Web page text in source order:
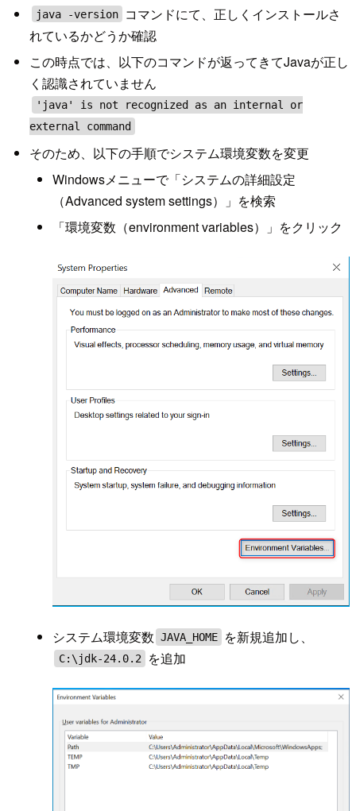
java -version
コマンドにて、正しくインストールさ
れているかどうか確認
この時点では、以下のコマンドが返ってきてJavaが正し
く認識されていません
'java' is not recognized as an internal or
external command
そのため、以下の手順でシステム環境変数を変更
Windowsメニューで「システムの詳細設定
（Advanced system settings）」を検索
「環境変数（environment variables）」をクリック
システム環境変数 JAVA_HOME を新規追加し、
C:\jdk-24.0.2 を追加